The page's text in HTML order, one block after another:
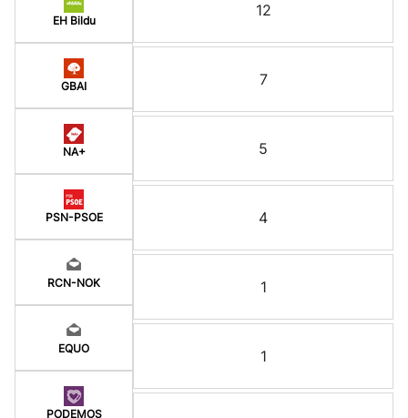
EH Bildu
GBAI
NA+
PSN-PSOE
RCN-NOK
EQUO
PODEMOS
12
7
5
4
1
1